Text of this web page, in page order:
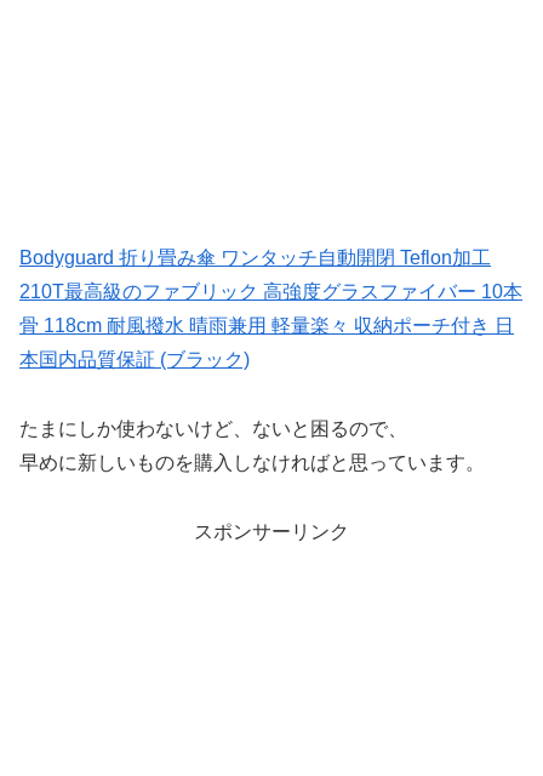
Bodyguard 折り畳み傘 ワンタッチ自動開閉 Teflon加工
210T最高級のファブリック 高強度グラスファイバー 10本
骨 118cm 耐風撥水 晴雨兼用 軽量楽々 収納ポーチ付き 日
本国内品質保証 (ブラック)
たまにしか使わないけど、ないと困るので、
早めに新しいものを購入しなければと思っています。
スポンサーリンク